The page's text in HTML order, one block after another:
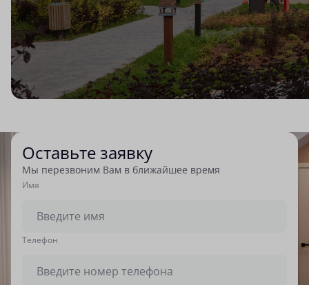
Оставьте заявку
Мы перезвоним Вам в ближайшее время
Имя
Tелефон